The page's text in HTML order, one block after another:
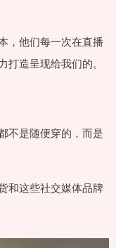
，他们每一次在直播
造呈现给我们的。
不是随便穿的，而是
和这些社交媒体品牌